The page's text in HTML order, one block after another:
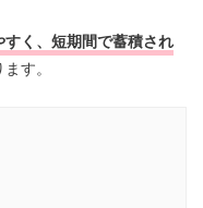
く、短期間で蓄積され
す。